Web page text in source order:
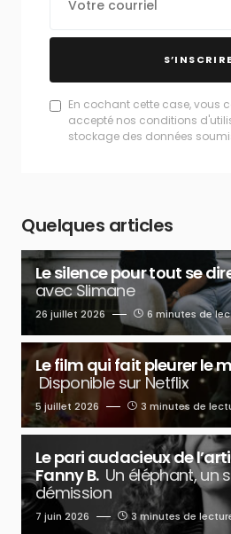
S’INSCRIRE
En cochant cette case, vous
accepté nos conditions
stockage des données
Quelques articles
Le silence pour tout se
avec Slimane
26 juillet 2026 6 minutes de
Le film qui fait pleurer le
Disponible sur Netflix
5 juillet 2026 3 minutes de
Le pari audacieux de
Fanny B. Un éléphant, un
démission
7 juin 2026 3 minutes de